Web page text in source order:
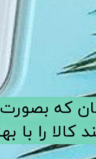
که
کالا را با